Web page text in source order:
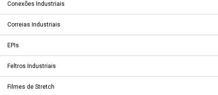
Conexões Industriais
Correias Industriais
EPIs
Feltros Industriais
Filmes de Stretch